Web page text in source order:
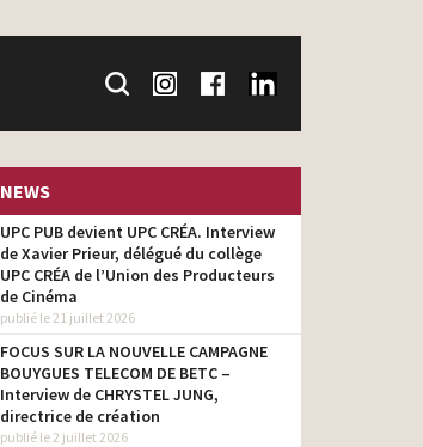
NEWS
UPC PUB devient UPC CRÉA. Interview
de Xavier Prieur, délégué du collège
UPC CRÉA de l’Union des Producteurs
de Cinéma
publié le 21 juillet 2026
FOCUS SUR LA NOUVELLE CAMPAGNE
BOUYGUES TELECOM DE BETC –
Interview de CHRYSTEL JUNG,
directrice de création
publié le 2 juillet 2026